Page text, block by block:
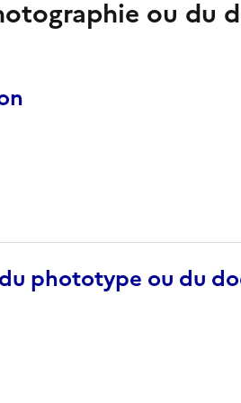
ou du
phototype ou du